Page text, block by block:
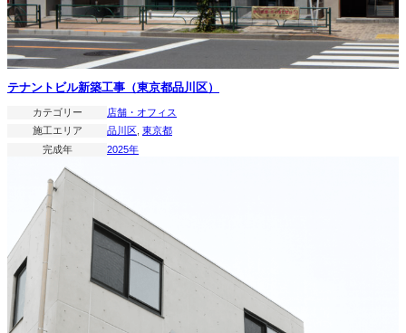
テナントビル新築工事（東京都品川区）
カテゴリー
店舗・オフィス
施工エリア
品川区
東京都
完成年
2025年